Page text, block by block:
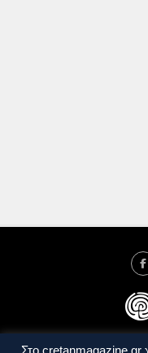
Στο cretanmagazine.gr